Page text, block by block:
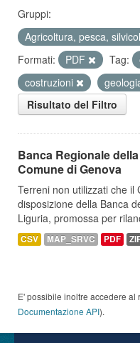
Gruppi:
Agricoltura, pesca,
Formati:
PDF Tag:
costruzioni
Risultato del Filtro
Banca Regionale
Comune di Genova
Terreni non utilizzati che il
disposizione della Banca
Liguria, promossa per
CSV MAP_SRVC PDF
E' possibile inoltre accedere al
Documentazione API).